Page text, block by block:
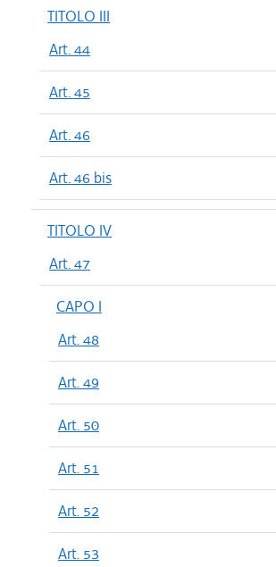
TITOLO III
Art. 44
Art. 45
Art. 46
Art. 46 bis
TITOLO IV
Art. 47
CAPO I
Art. 48
Art. 49
Art. 50
Art. 51
Art. 52
Art. 53